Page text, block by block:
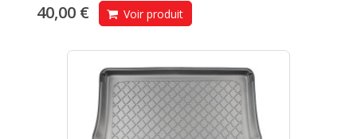
40,00 € Voir produit